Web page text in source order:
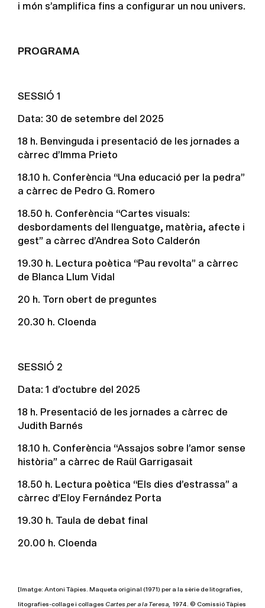
i món s’amplifica fins a configurar un nou univers.
PROGRAMA
SESSIÓ 1
Data: 30 de setembre del 2025
18 h. Benvinguda i presentació de les jornades a
càrrec d’Imma Prieto
18.10 h. Conferència “Una educació per la pedra”
a càrrec de Pedro G. Romero
18.50 h. Conferència “Cartes visuals:
desbordaments del llenguatge, matèria, afecte i
gest” a càrrec d’Andrea Soto Calderón
19.30 h. Lectura poètica “Pau revolta” a càrrec
de Blanca Llum Vidal
20 h. Torn obert de preguntes
20.30 h. Cloenda
SESSIÓ 2
Data: 1 d’octubre del 2025
18 h. Presentació de les jornades a càrrec de
Judith Barnés
18.10 h. Conferència “Assajos sobre l’amor sense
història” a càrrec de Raül Garrigasait
18.50 h. Lectura poètica “Els dies d’estrassa” a
càrrec d’Eloy Fernández Porta
19.30 h. Taula de debat final
20.00 h. Cloenda
[Imatge: Antoni Tàpies. Maqueta original (1971) per a la sèrie de litografies,
litografies-collage i collages Cartes per a la Teresa, 1974. © Comissió Tàpies